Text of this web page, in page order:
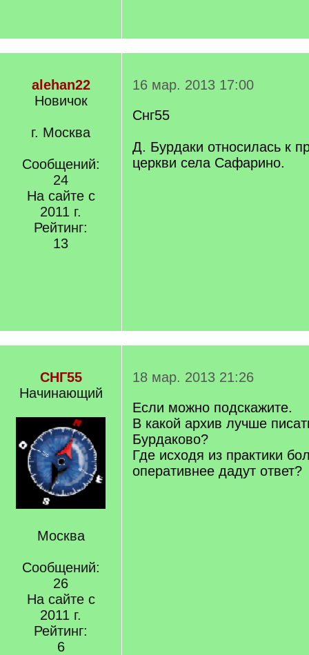
alehan22
Новичок
г. Москва
Сообщений:
24
На сайте с
2011 г.
Рейтинг:
13
16 мар. 2013 17:00
Снг55
Д. Бурдаки относилась к
церкви села Сафарино.
СНГ55
Начинающий
Москва
Сообщений:
26
На сайте с
2011 г.
Рейтинг:
6
18 мар. 2013 21:26
Если можно подскажите.
В какой архив лучше
Бурдаково?
Где исходя из практики
оперативнее дадут ответ?